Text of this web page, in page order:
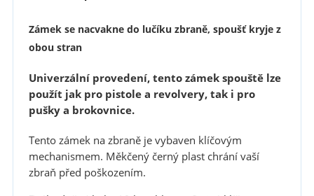
Zámek se nacvakne do lučíku zbraně, spoušť kryje z
obou stran
Univerzální provedení, tento zámek spouště lze
použít jak pro pistole a revolvery, tak i pro
pušky a brokovnice.
Tento zámek na zbraně je vybaven klíčovým
mechanismem. Měkčený černý plast chrání vaší
zbraň před poškozením.